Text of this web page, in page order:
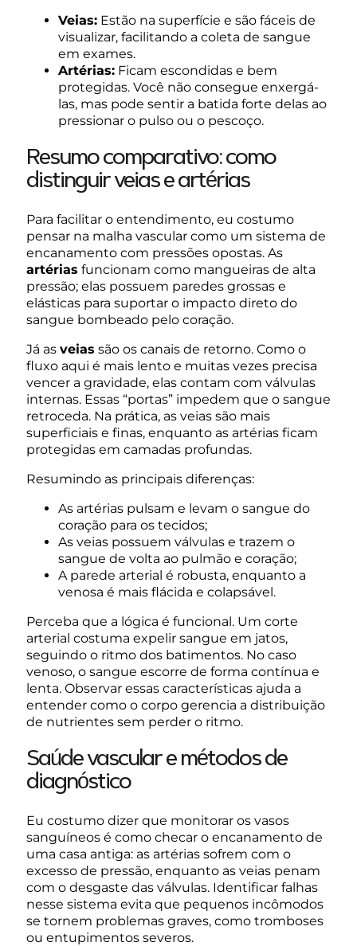
Veias: Estão na superfície e são fáceis de
visualizar, facilitando a coleta de sangue
em exames.
Artérias: Ficam escondidas e bem
protegidas. Você não consegue enxergá-
las, mas pode sentir a batida forte delas ao
pressionar o pulso ou o pescoço.
Resumo comparativo: como
distinguir veias e artérias
Para facilitar o entendimento, eu costumo
pensar na malha vascular como um sistema de
encanamento com pressões opostas. As
artérias funcionam como mangueiras de alta
pressão; elas possuem paredes grossas e
elásticas para suportar o impacto direto do
sangue bombeado pelo coração.
Já as veias são os canais de retorno. Como o
fluxo aqui é mais lento e muitas vezes precisa
vencer a gravidade, elas contam com válvulas
internas. Essas “portas” impedem que o sangue
retroceda. Na prática, as veias são mais
superficiais e finas, enquanto as artérias ficam
protegidas em camadas profundas.
Resumindo as principais diferenças:
As artérias pulsam e levam o sangue do
coração para os tecidos;
As veias possuem válvulas e trazem o
sangue de volta ao pulmão e coração;
A parede arterial é robusta, enquanto a
venosa é mais flácida e colapsável.
Perceba que a lógica é funcional. Um corte
arterial costuma expelir sangue em jatos,
seguindo o ritmo dos batimentos. No caso
venoso, o sangue escorre de forma contínua e
lenta. Observar essas características ajuda a
entender como o corpo gerencia a distribuição
de nutrientes sem perder o ritmo.
Saúde vascular e métodos de
diagnóstico
Eu costumo dizer que monitorar os vasos
sanguíneos é como checar o encanamento de
uma casa antiga: as artérias sofrem com o
excesso de pressão, enquanto as veias penam
com o desgaste das válvulas. Identificar falhas
nesse sistema evita que pequenos incômodos
se tornem problemas graves, como tromboses
ou entupimentos severos.